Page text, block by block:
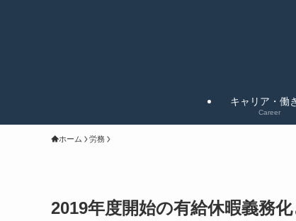
キャリア・働
Career
ホーム 労務
2019年度開始の有給休暇義務